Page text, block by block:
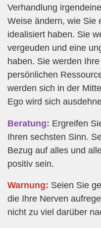
Verhandlung
Weise ändern, wie Sie
idealisiert haben. Sie
vergeuden und eine
haben. Sie werden
persönlichen
werden sich in der
Ego wird sich
Beratung: Ergreifen
Ihren sechsten Sinn.
Bezug auf alles und
positiv sein.
Warnung: Seien Sie
die Ihre Nerven
nicht zu viel darüber